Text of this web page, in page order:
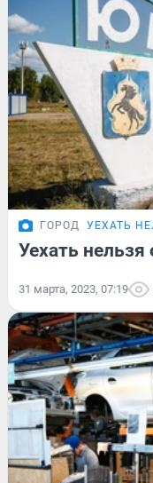
ГОРОД УЕХАТЬ
Уехать
31 марта, 2023, 07:19